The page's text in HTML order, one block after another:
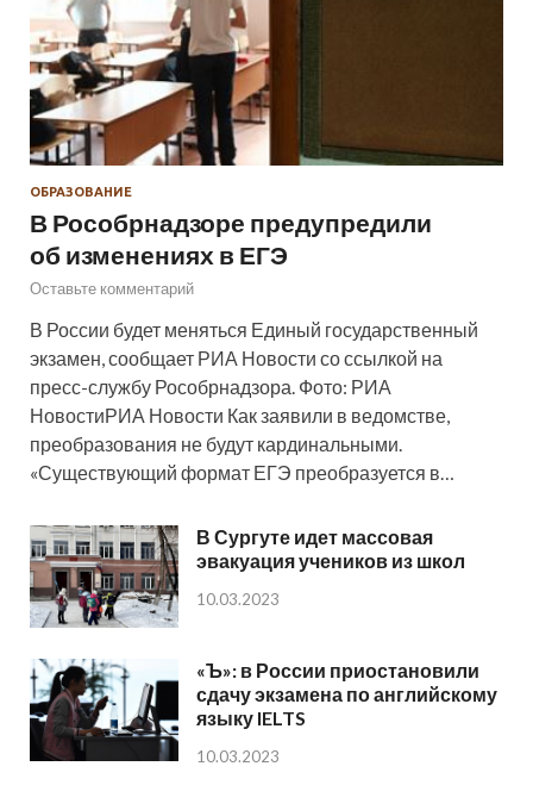
ОБРАЗОВАНИЕ
В Рособрнадзоре предупредили
об изменениях в ЕГЭ
Оставьте комментарий
В России будет меняться Единый государственный
экзамен, сообщает РИА Новости со ссылкой на
пресс-службу Рособрнадзора. Фото: РИА
НовостиРИА Новости Как заявили в ведомстве,
преобразования не будут кардинальными.
«Существующий формат ЕГЭ преобразуется в…
В Сургуте идет массовая
эвакуация учеников из школ
10.03.2023
«Ъ»: в России приостановили
сдачу экзамена по английскому
языку IELTS
10.03.2023